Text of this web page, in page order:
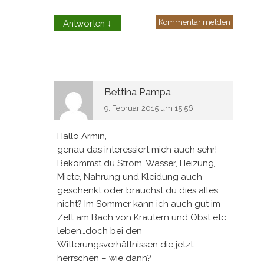
Antworten ↓ Kommentar melden
Bettina Pampa
9. Februar 2015 um 15:56
Hallo Armin,
genau das interessiert mich auch sehr!
Bekommst du Strom, Wasser, Heizung,
Miete, Nahrung und Kleidung auch
geschenkt oder brauchst du dies alles
nicht? Im Sommer kann ich auch gut im
Zelt am Bach von Kräutern und Obst etc.
leben…doch bei den
Witterungsverhältnissen die jetzt
herrschen – wie dann?